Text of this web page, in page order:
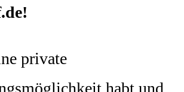
private
habt und